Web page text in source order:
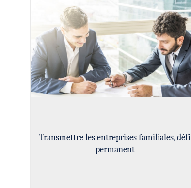
Transmettre les entreprises familiales, défi
permanent